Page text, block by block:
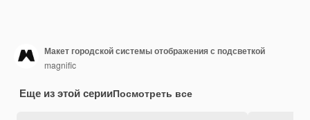
Макет городской системы отображения с подсветкой
magnific
Еще из этой серииПосмотреть все